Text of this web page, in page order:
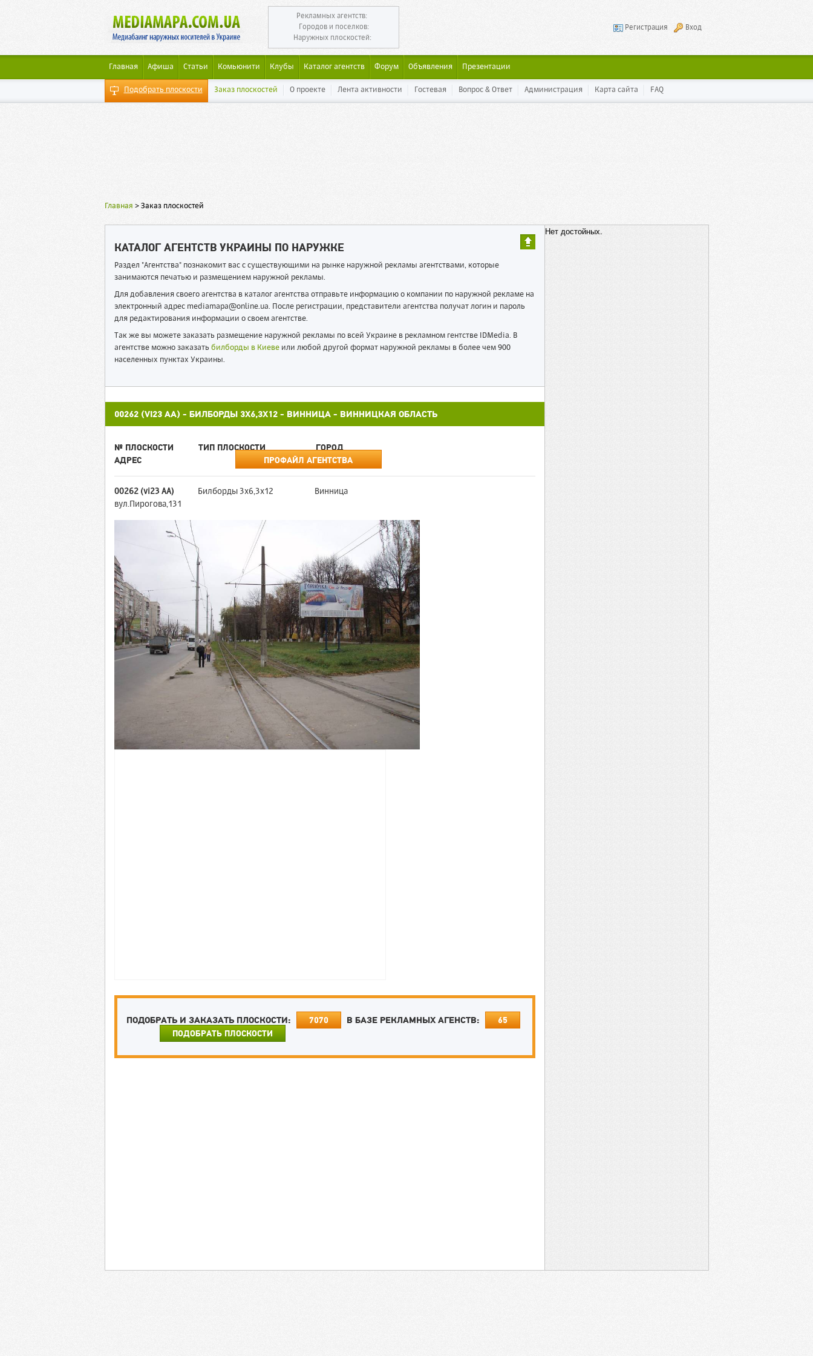
Рекламных агентств:
Городов и поселков:
Наружных плоскостей:
Регистрация Вход
Главная Афиша Статьи Комьюнити Клубы Каталог агентств Форум Объявления Презентации
Подобрать плоскости Заказ плоскостей О проекте Лента активности Гостевая Вопрос & Ответ Администрация Карта сайта FAQ
Главная > Заказ плоскостей
КАТАЛОГ АГЕНТСТВ УКРАИНЫ ПО НАРУЖКЕ
Раздел "Агентства" познакомит вас с существующими на рынке наружной рекламы агентствами, которые
занимаются печатью и размещением наружной рекламы.
Для добавления своего агентства в каталог агентства отправьте информацию о компании по наружной рекламе на
электронный адрес mediamapa@online.ua. После регистрации, представители агентства получат логин и пароль
для редактирования информации о своем агентстве.
Так же вы можете заказать размещение наружной рекламы по всей Украине в рекламном гентстве IDMedia. В
агентстве можно заказать билборды в Киевеили любой другой формат наружной рекламы в более чем 900
населенных пунктах Украины.
00262 (VI23 АА) - БИЛБОРДЫ 3X6,3X12 - ВИННИЦА - ВИННИЦКАЯ ОБЛАСТЬ
№ ПЛОСКОСТИ ТИП ПЛОСКОСТИ
ГОРОД
АДРЕС
ПРОФАЙЛ АГЕНТСТВА
00262 (vi23 АА) Билборды 3x6,3x12
Винница
вул.Пирогова,131
ПОДОБРАТЬ И ЗАКАЗАТЬ ПЛОСКОСТИ: 7070 В БАЗЕ РЕКЛАМНЫХ АГЕНСТВ:
65
ПОДОБРАТЬ ПЛОСКОСТИ
Нет достойных.